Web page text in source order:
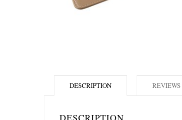
DESCRIPTION
DESCRIPTION
REVIEWS